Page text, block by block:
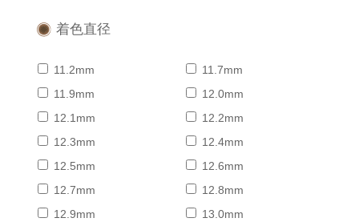
着色直径
11.2mm
11.7mm
11.9mm
12.0mm
12.1mm
12.2mm
12.3mm
12.4mm
12.5mm
12.6mm
12.7mm
12.8mm
12.9mm
13.0mm